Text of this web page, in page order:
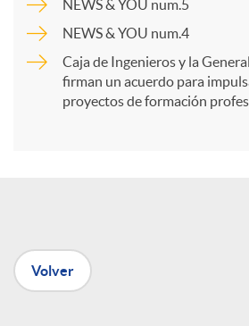
r
e
NEWS & YOU num.5
NEWS & YOU num.4
Caja de Ingenieros y la
firman un acuerdo para
proyectos de formación
Volver